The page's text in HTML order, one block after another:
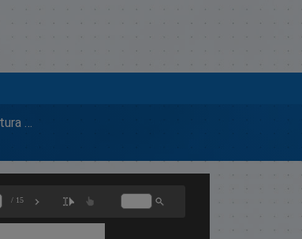
2001 Primera Legislatura Ordinaria